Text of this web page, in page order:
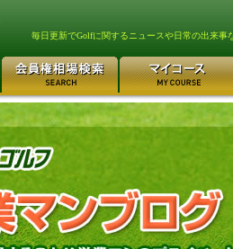
毎日更新でGolfに関するニュースや日常の出来事